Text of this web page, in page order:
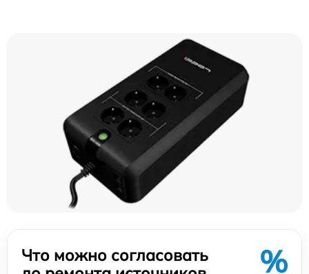
Что можно согласовать
%